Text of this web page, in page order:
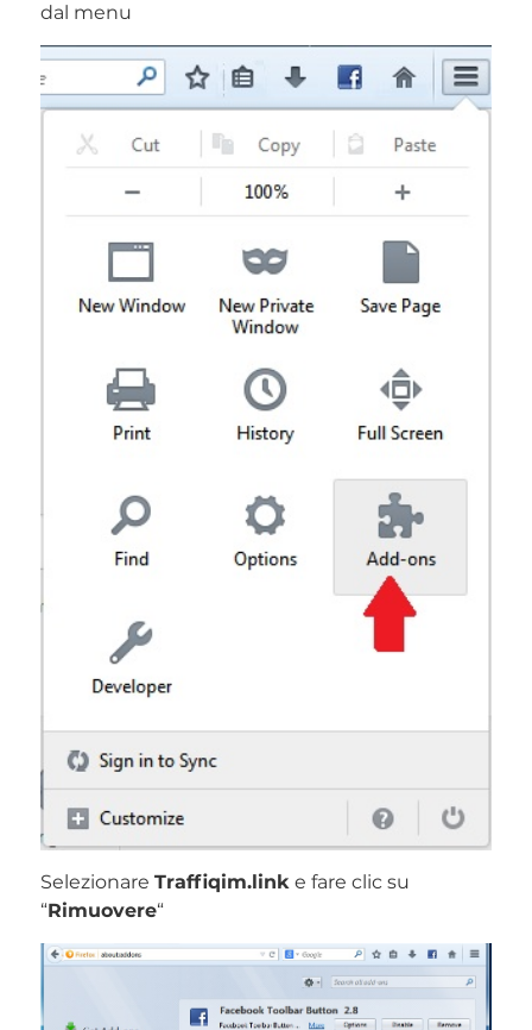
dal menu
Selezionare Traffiqim.link e fare clic su
“Rimuovere“